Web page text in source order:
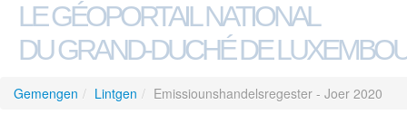
LE GÉOPORTAIL NATIONAL
DU GRAND-DUCHÉ DE
Gemengen / Lintgen / Emissiounshandelsregester - Joer 2020